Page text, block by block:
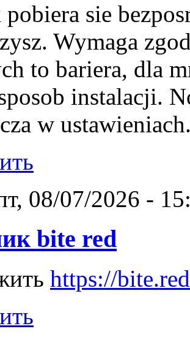
sie
Wymaga
to bariera, dla
instalacji.
w
08/07/2026 -
bite red
https://bite.red